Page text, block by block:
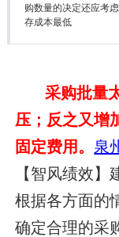
购数量的决定还应考
存成本最低
采购批量
压；反之又增
固定费用。 泉
【智风绩效】
根据各方面的
确定合理的采